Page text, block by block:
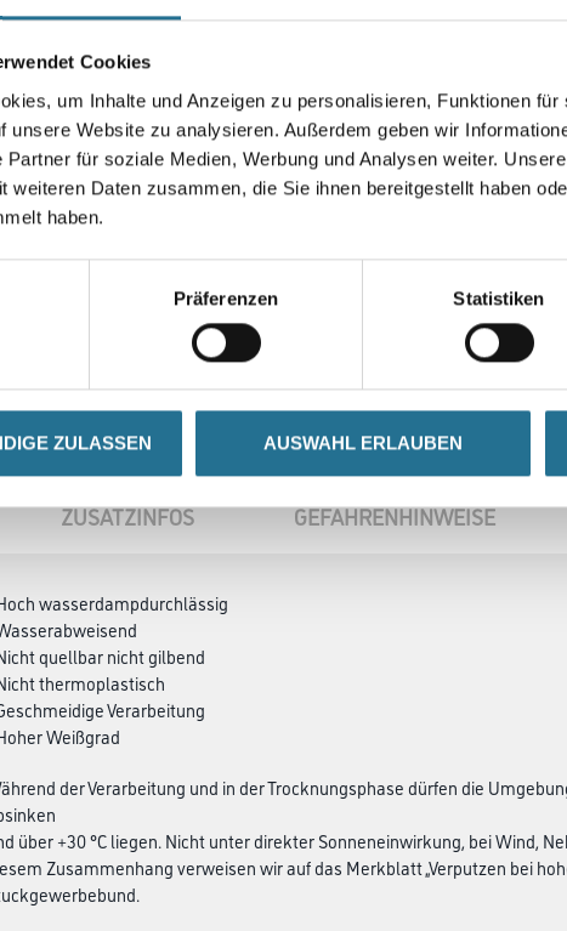
Cookies
um Inhalte und Anzeigen zu personalisieren, Funktionen
unsere Website zu analysieren. Außerdem geben wir
Partner für soziale Medien, Werbung und Analysen weiter.
weiteren Daten zusammen, die Sie ihnen bereitgestellt haben
haben.
Präferenzen Statistiken
ZULASSEN AUSWAHL ERLAUBEN
Zur
ZUSATZINFOS GEFAHRENHINWEISE
wasserdampdurchlässig
quellbar nicht gilbend
thermoplastisch
Verarbeitung
Weißgrad
der Verarbeitung und in der Trocknungsphase dürfen die
über +30 °C liegen. Nicht unter direkter Sonneneinwirkung, bei Wind,
Zusammenhang verweisen wir auf das Merkblatt „Verputzen bei